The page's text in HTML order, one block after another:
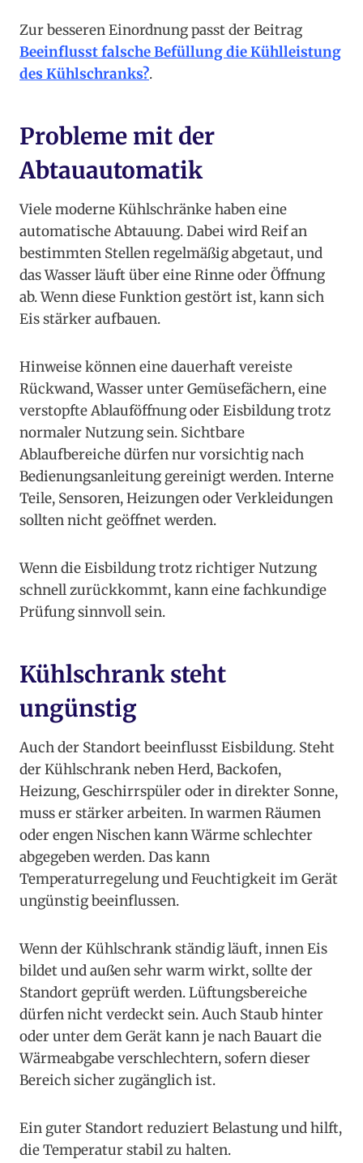
Zur besseren Einordnung passt der Beitrag
Beeinflusst falsche Befüllung die Kühlleistung
des Kühlschranks?.
Probleme mit der
Abtauautomatik
Viele moderne Kühlschränke haben eine
automatische Abtauung. Dabei wird Reif an
bestimmten Stellen regelmäßig abgetaut, und
das Wasser läuft über eine Rinne oder Öffnung
ab. Wenn diese Funktion gestört ist, kann sich
Eis stärker aufbauen.
Hinweise können eine dauerhaft vereiste
Rückwand, Wasser unter Gemüsefächern, eine
verstopfte Ablauföffnung oder Eisbildung trotz
normaler Nutzung sein. Sichtbare
Ablaufbereiche dürfen nur vorsichtig nach
Bedienungsanleitung gereinigt werden. Interne
Teile, Sensoren, Heizungen oder Verkleidungen
sollten nicht geöffnet werden.
Wenn die Eisbildung trotz richtiger Nutzung
schnell zurückkommt, kann eine fachkundige
Prüfung sinnvoll sein.
Kühlschrank steht
ungünstig
Auch der Standort beeinflusst Eisbildung. Steht
der Kühlschrank neben Herd, Backofen,
Heizung, Geschirrspüler oder in direkter Sonne,
muss er stärker arbeiten. In warmen Räumen
oder engen Nischen kann Wärme schlechter
abgegeben werden. Das kann
Temperaturregelung und Feuchtigkeit im Gerät
ungünstig beeinflussen.
Wenn der Kühlschrank ständig läuft, innen Eis
bildet und außen sehr warm wirkt, sollte der
Standort geprüft werden. Lüftungsbereiche
dürfen nicht verdeckt sein. Auch Staub hinter
oder unter dem Gerät kann je nach Bauart die
Wärmeabgabe verschlechtern, sofern dieser
Bereich sicher zugänglich ist.
Ein guter Standort reduziert Belastung und hilft,
die Temperatur stabil zu halten.